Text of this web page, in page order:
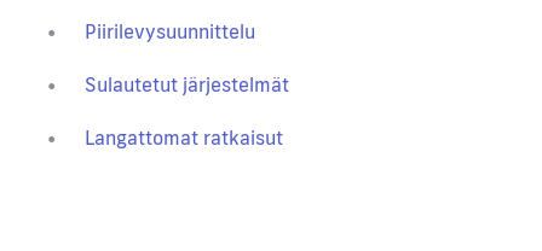
Piirilevysuunnittelu
Sulautetut järjestelmät
Langattomat ratkaisut